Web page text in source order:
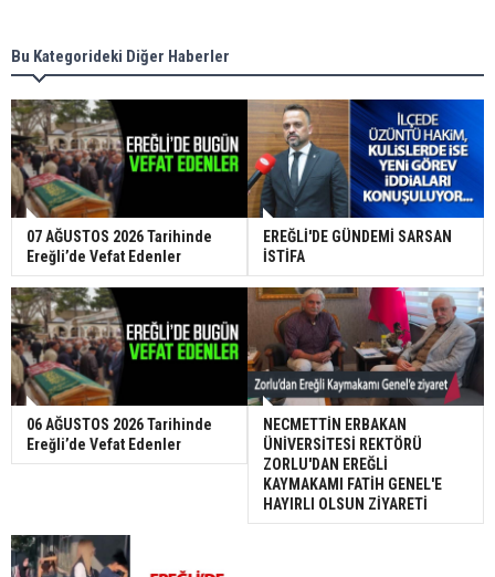
Bu Kategorideki Diğer Haberler
07 AĞUSTOS 2026 Tarihinde
Ereğli’de Vefat Edenler
EREĞLİ'DE GÜNDEMİ SARSAN
İSTİFA
06 AĞUSTOS 2026 Tarihinde
Ereğli’de Vefat Edenler
NECMETTİN ERBAKAN
ÜNİVERSİTESİ REKTÖRÜ
ZORLU'DAN EREĞLİ
KAYMAKAMI FATİH GENEL'E
HAYIRLI OLSUN ZİYARETİ